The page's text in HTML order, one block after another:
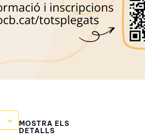
MOSTRA ELS
DETALLS